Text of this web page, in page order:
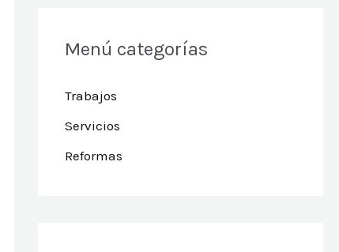
Menú categorías
Trabajos
Servicios
Reformas